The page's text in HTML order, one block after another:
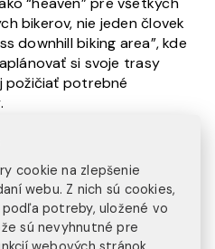
bikerov, nie jeden človek
downhill biking area”, kde
si svoje trasy
požičiať potrebné
color=’#ffffff‘
dropcaps]Audain
sa určite oplatí vidieť,
kanadského umenia.
cookie na zlepšenie
webu. Z nich sú cookies,
potreby, uložené vo
sú nevyhnutné pre